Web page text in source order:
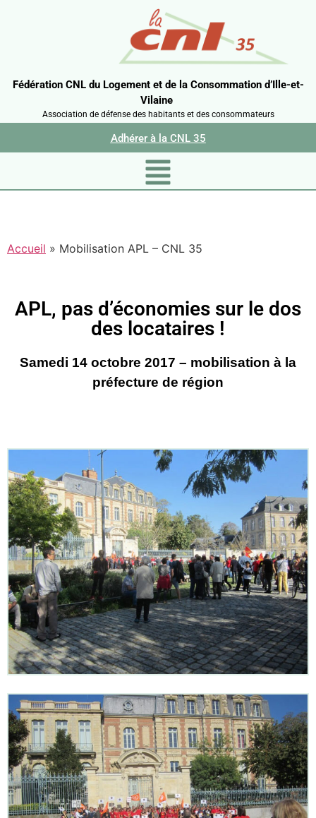
Fédération CNL du Logement et de la Consommation d’Ille-et-
Vilaine
Association de défense des habitants et des consommateurs
Adhérer à la CNL 35
Accueil » Mobilisation APL – CNL 35
APL, pas d’économies sur le dos
des locataires !
Samedi 14 octobre 2017 – mobilisation à la
préfecture de région